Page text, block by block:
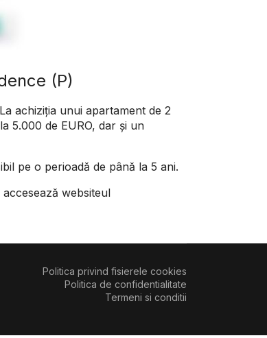
(P)
achiziția unui apartament de 2
5.000 de EURO, dar și un
pe o perioadă de până la 5 ani.
websiteul
Politica privind fisierele cookies
Politica de confidentialitate
Termeni si conditii